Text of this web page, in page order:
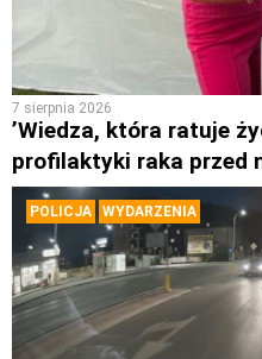
7 sierpnia 2026
’Wiedza, która ratuje
profilaktyki raka przed
POLICJA WYDARZENIA